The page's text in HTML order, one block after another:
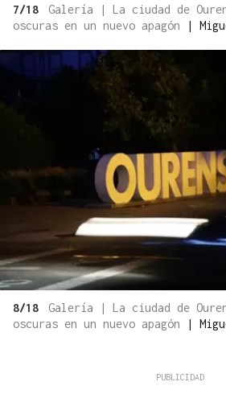
7/18
Galería | La ciudad de
oscuras en un nuevo apagón
|
8/18
Galería | La ciudad de
oscuras en un nuevo apagón
|